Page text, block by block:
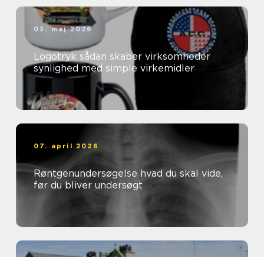
03. maj 2026
Logotryk sådan skaber virksomheder
synlighed med simple virkemidler
07. april 2026
Røntgenundersøgelse hvad du skal vide,
før du bliver undersøgt